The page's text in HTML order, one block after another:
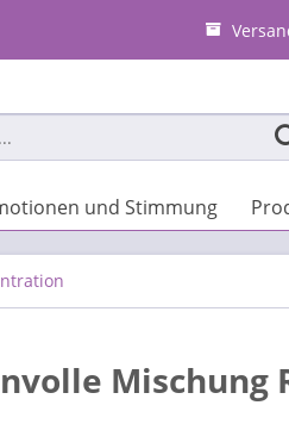
und Stimmung
Mischung